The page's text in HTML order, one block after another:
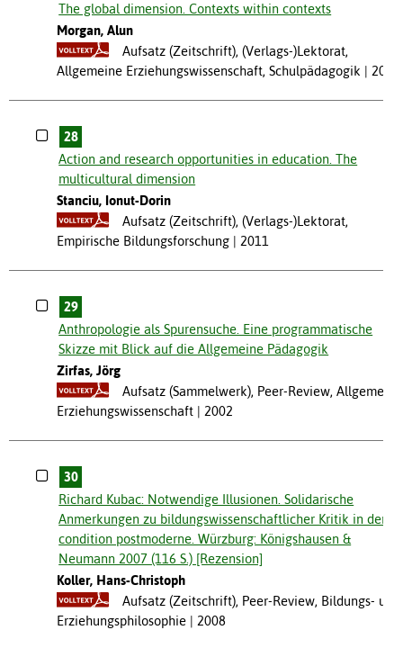
The global dimension. Contexts within contexts
Morgan, Alun
Aufsatz (Zeitschrift), (Verlags-)Lektorat,
Allgemeine Erziehungswissenschaft, Schulpädagogik
2005
28
Action and research opportunities in education. The
multicultural dimension
Stanciu, Ionut-Dorin
Aufsatz (Zeitschrift), (Verlags-)Lektorat,
Empirische Bildungsforschung
2011
29
Anthropologie als Spurensuche. Eine programmatische
Skizze mit Blick auf die Allgemeine Pädagogik
Zirfas, Jörg
Aufsatz (Sammelwerk), Peer-Review, Allgemeine
Erziehungswissenschaft
2002
30
Richard Kubac: Notwendige Illusionen. Solidarische
Anmerkungen zu bildungswissenschaftlicher Kritik in der
condition postmoderne. Würzburg: Königshausen &
Neumann 2007 (116 S.) [Rezension]
Koller, Hans-Christoph
Aufsatz (Zeitschrift), Peer-Review, Bildungs- und
Erziehungsphilosophie
2008